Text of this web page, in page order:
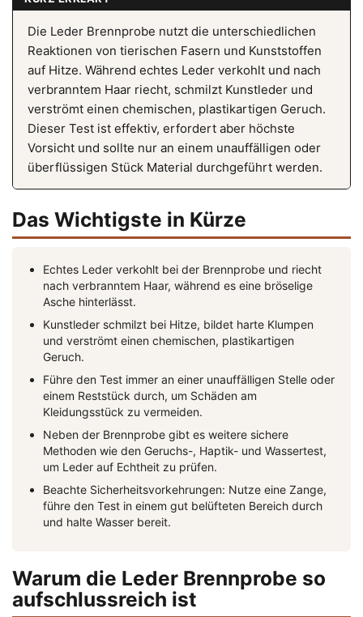
Die Leder Brennprobe nutzt die unterschiedlichen
Reaktionen von tierischen Fasern und Kunststoffen
auf Hitze. Während echtes Leder verkohlt und nach
verbranntem Haar riecht, schmilzt Kunstleder und
verströmt einen chemischen, plastikartigen Geruch.
Dieser Test ist effektiv, erfordert aber höchste
Vorsicht und sollte nur an einem unauffälligen oder
überflüssigen Stück Material durchgeführt werden.
Das Wichtigste in Kürze
Echtes Leder verkohlt bei der Brennprobe und riecht
nach verbranntem Haar, während es eine bröselige
Asche hinterlässt.
Kunstleder schmilzt bei Hitze, bildet harte Klumpen
und verströmt einen chemischen, plastikartigen
Geruch.
Führe den Test immer an einer unauffälligen Stelle oder
einem Reststück durch, um Schäden am
Kleidungsstück zu vermeiden.
Neben der Brennprobe gibt es weitere sichere
Methoden wie den Geruchs-, Haptik- und Wassertest,
um Leder auf Echtheit zu prüfen.
Beachte Sicherheitsvorkehrungen: Nutze eine Zange,
führe den Test in einem gut belüfteten Bereich durch
und halte Wasser bereit.
Warum die Leder Brennprobe so
aufschlussreich ist